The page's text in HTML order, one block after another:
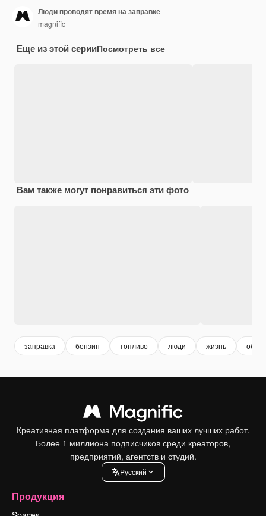
Люди проводят время на заправке
magnific
Еще из этой серииПосмотреть все
Вам также могут понравиться эти фото
заправка бензин топливо люди жизнь образ
Креативная платформа для создания ваших лучших работ.
Более 1 миллиона подписчиков среди креаторов,
предприятий, агентств и студий.
Pусский
Продукция